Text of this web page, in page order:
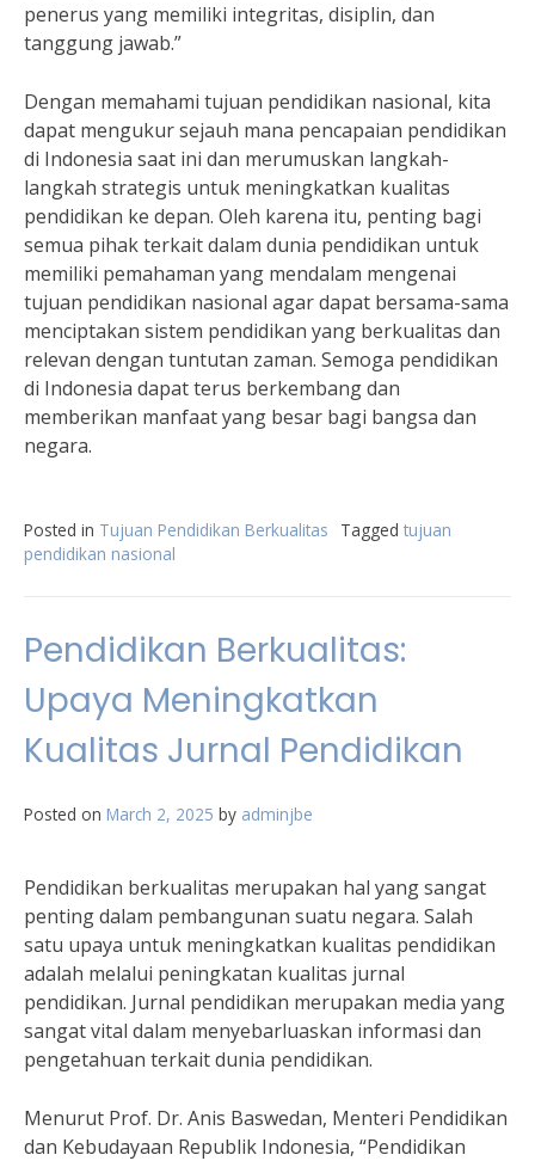
penerus yang memiliki integritas, disiplin, dan
tanggung jawab.”
Dengan memahami tujuan pendidikan nasional, kita
dapat mengukur sejauh mana pencapaian pendidikan
di Indonesia saat ini dan merumuskan langkah-
langkah strategis untuk meningkatkan kualitas
pendidikan ke depan. Oleh karena itu, penting bagi
semua pihak terkait dalam dunia pendidikan untuk
memiliki pemahaman yang mendalam mengenai
tujuan pendidikan nasional agar dapat bersama-sama
menciptakan sistem pendidikan yang berkualitas dan
relevan dengan tuntutan zaman. Semoga pendidikan
di Indonesia dapat terus berkembang dan
memberikan manfaat yang besar bagi bangsa dan
negara.
Posted in Tujuan Pendidikan Berkualitas Tagged tujuan
pendidikan nasional
Pendidikan Berkualitas:
Upaya Meningkatkan
Kualitas Jurnal Pendidikan
Posted on March 2, 2025 by adminjbe
Pendidikan berkualitas merupakan hal yang sangat
penting dalam pembangunan suatu negara. Salah
satu upaya untuk meningkatkan kualitas pendidikan
adalah melalui peningkatan kualitas jurnal
pendidikan. Jurnal pendidikan merupakan media yang
sangat vital dalam menyebarluaskan informasi dan
pengetahuan terkait dunia pendidikan.
Menurut Prof. Dr. Anis Baswedan, Menteri Pendidikan
dan Kebudayaan Republik Indonesia, “Pendidikan